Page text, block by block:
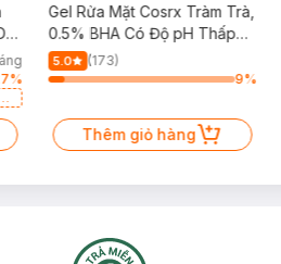
%
Gel Rửa Mặt Cosrx Tràm Trà,
0.5% BHA Có Độ pH Thấp
150ml
5.0
(173)
9%
Thêm giỏ hàng